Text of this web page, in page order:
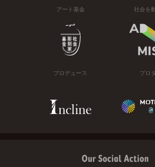
アート基金 社会を
プロデュース プロ
Our Social Action